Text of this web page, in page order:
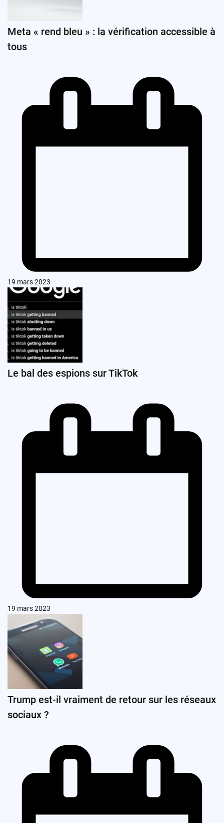
Meta « rend bleu » : la vérification accessible à
tous
19 mars 2023
Le bal des espions sur TikTok
19 mars 2023
Trump est-il vraiment de retour sur les réseaux
sociaux ?